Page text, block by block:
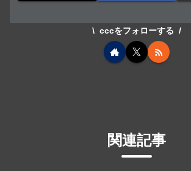
cccをフォローする
関連記事